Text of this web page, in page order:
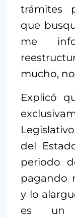
trámites
que
me
mucho,
Explicó
del
periodo
pagando
y lo
es un